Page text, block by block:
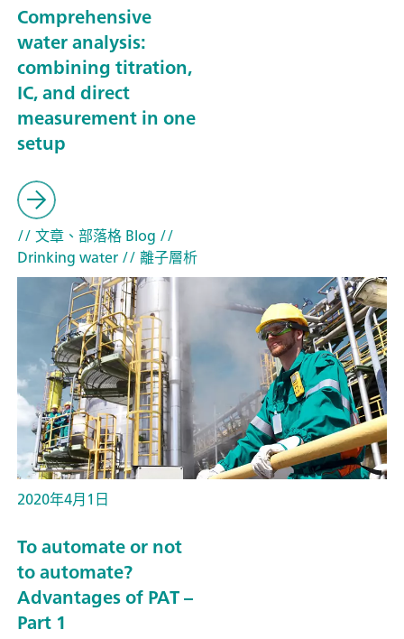
Comprehensive
water analysis:
combining titration,
IC, and direct
measurement in one
setup
// 文章、部落格 Blog //
Drinking water// 離子層析
2020年4月1日
To automate or not
to automate?
Advantages of PAT –
Part 1